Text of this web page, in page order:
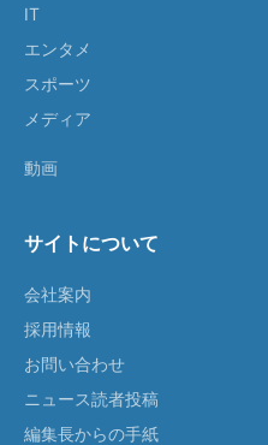
IT
エンタメ
スポーツ
メディア
動画
サイトについて
会社案内
採用情報
お問い合わせ
ニュース読者投稿
編集長からの手紙